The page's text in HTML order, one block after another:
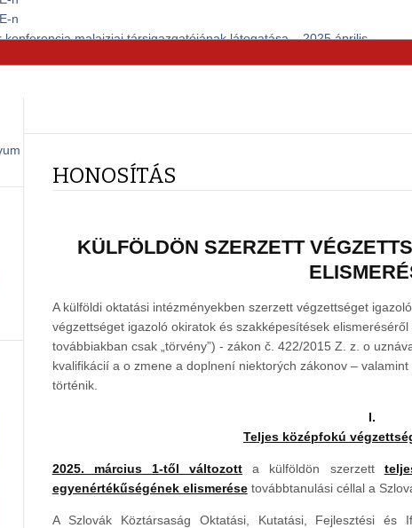
n
malajziai társigazgatójának látogatása – 2025 április
HONOSÍTÁS
KÜLFÖLDÖN SZERZETT
A külföldi oktatási intézményekben szerzett végzettséget
végzettséget igazoló okiratok és szakképesítések
továbbiakban csak „törvény”) - zákon č. 422/2015 Z. z. o
kvalifikácií a o zmene a doplnení niektorých zákonov – valamint
történik.
I.
Teljes középfokú
2025. március 1-től változott a külföldön szerzett
egyenértékűségének elismerésetovábbtanulási céllal a
A Szlovák Köztársaság Oktatási, Kutatási, Fejlesztési és